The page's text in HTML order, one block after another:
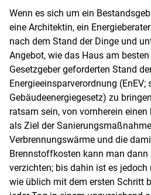
Wenn es sich um ein
eine Architektin, ein
nach dem Stand der Dinge und
Angebot, wie das Haus am
Gesetzgeber geforderten Stand
Energieeinsparverordnung
Gebäudeenergiegesetz) zu
ratsam sein, von vornherein
als Ziel der
Verbrennungswärme und die
Brennstoffkosten kann man
verzichten; bis dahin ist es jedoch
wie üblich mit dem ersten Schritt